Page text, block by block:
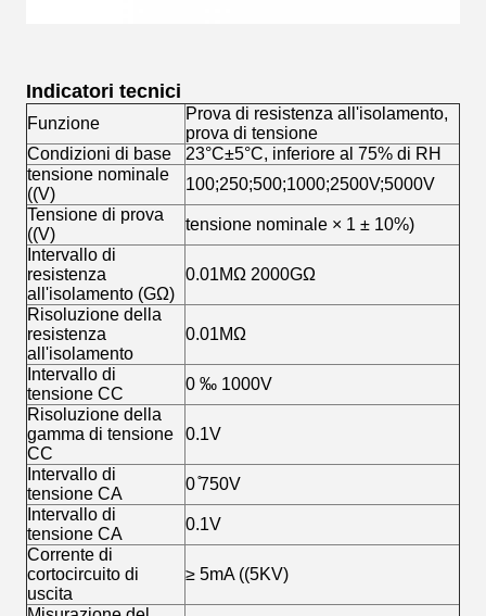
Indicatori tecnici
Funzione
Prova di resistenza all'isolamento,
prova di tensione
Condizioni di base
23°C±5°C, inferiore al 75% di RH
tensione nominale
((V)
100;250;500;1000;2500V;5000V
Tensione di prova
((V)
tensione nominale × 1 ± 10%)
Intervallo di
resistenza
all'isolamento (GΩ)
0.01MΩ 2000GΩ
Risoluzione della
resistenza
all'isolamento
0.01MΩ
Intervallo di
tensione CC
0 ‰ 1000V
Risoluzione della
gamma di tensione
CC
0.1V
Intervallo di
tensione CA
0 ̊750V
Intervallo di
tensione CA
0.1V
Corrente di
cortocircuito di
uscita
≥ 5mA ((5KV)